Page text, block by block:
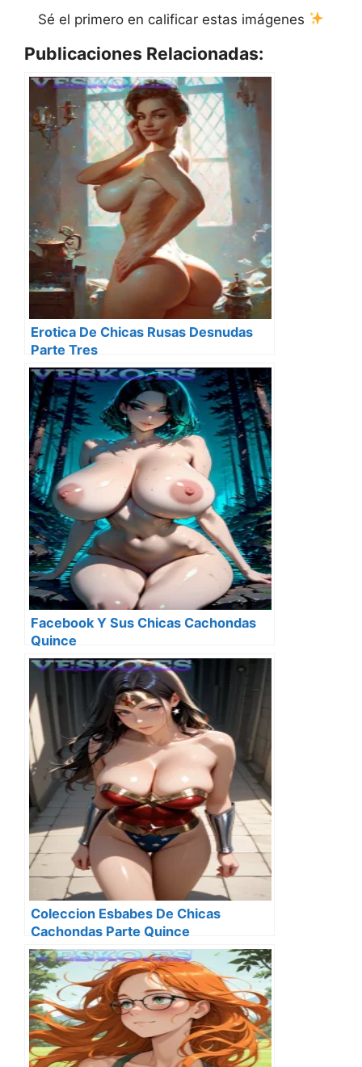
Sé el primero en calificar estas imágenes
Publicaciones Relacionadas:
Erotica De Chicas Rusas Desnudas
Parte Tres
Facebook Y Sus Chicas Cachondas
Quince
Coleccion Esbabes De Chicas
Cachondas Parte Quince